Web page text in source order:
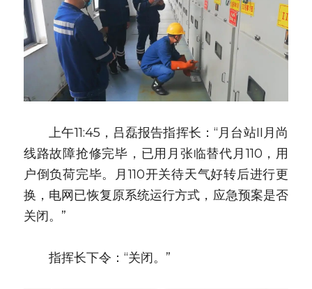
上午11:45，吕磊报告指挥长：“月台站II月尚
线路故障抢修完毕，已用月张临替代月110，用
户倒负荷完毕。月110开关待天气好转后进行更
换，电网已恢复原系统运行方式，应急预案是否
关闭。”
指挥长下令：“关闭。”